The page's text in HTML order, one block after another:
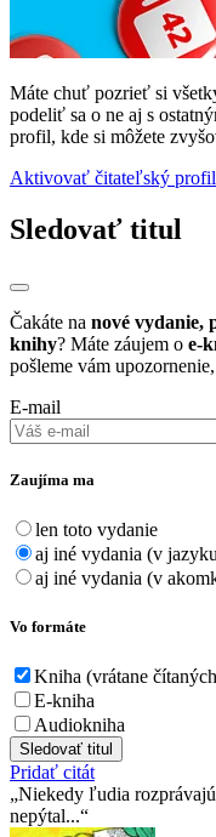
Máte chuť pozrieť si
podeliť sa o ne aj s
profil, kde si môžete
Aktivovať čitateľský profil
Sledovať titul
Čakáte na nové vydanie,
knihy? Máte záujem o e-
pošleme vám
E-mail
Zaujíma ma
len toto vydanie
aj iné vydania (v
aj iné vydania (v
Vo formáte
Kniha (vrátane
E-kniha
Audiokniha
Sledovať titul
Pridať citát
Niekedy ľudia
nepýtal...